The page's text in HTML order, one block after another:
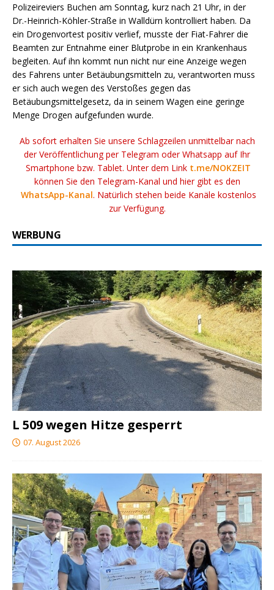
Polizeireviers Buchen am Sonntag, kurz nach 21 Uhr, in der
Dr.-Heinrich-Köhler-Straße in Walldürn kontrolliert haben. Da
ein Drogenvortest positiv verlief, musste der Fiat-Fahrer die
Beamten zur Entnahme einer Blutprobe in ein Krankenhaus
begleiten. Auf ihn kommt nun nicht nur eine Anzeige wegen
des Fahrens unter Betäubungsmitteln zu, verantworten muss
er sich auch wegen des Verstoßes gegen das
Betäubungsmittelgesetz, da in seinem Wagen eine geringe
Menge Drogen aufgefunden wurde.
Ab sofort erhalten Sie unsere Schlagzeilen unmittelbar nach
der Veröffentlichung per Telegram oder Whatsapp auf Ihr
Smartphone bzw. Tablet. Unter dem Link t.me/NOKZEIT
können Sie den Telegram-Kanal und hier gibt es den
WhatsApp-Kanal. Natürlich stehen beide Kanäle kostenlos
zur Verfügung.
WERBUNG
L 509 wegen Hitze gesperrt
07. August 2026